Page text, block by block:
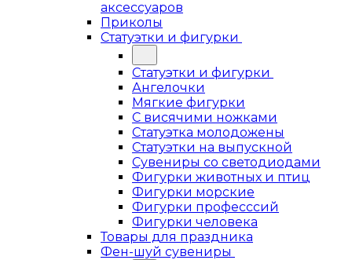
аксессуаров
Приколы
Статуэтки и фигурки
Статуэтки и фигурки
Ангелочки
Мягкие фигурки
С висячими ножками
Статуэтка молодожены
Статуэтки на выпускной
Сувениры со светодиодами
Фигурки животных и птиц
Фигурки морские
Фигурки професссий
Фигурки человека
Товары для праздника
Фен-шуй сувениры